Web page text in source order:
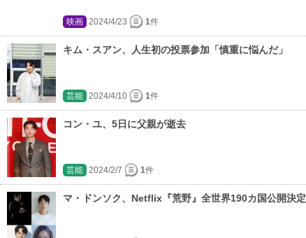
映画 2024/4/23 1件
キム・スアン、人生初の投票参加「慎重に悩んだ」
芸能 2024/4/10 1件
コン・ユ、5日に父親が逝去
芸能 2024/2/7 1件
マ・ドンソク、Netflix『荒野』全世界190カ国公開決定